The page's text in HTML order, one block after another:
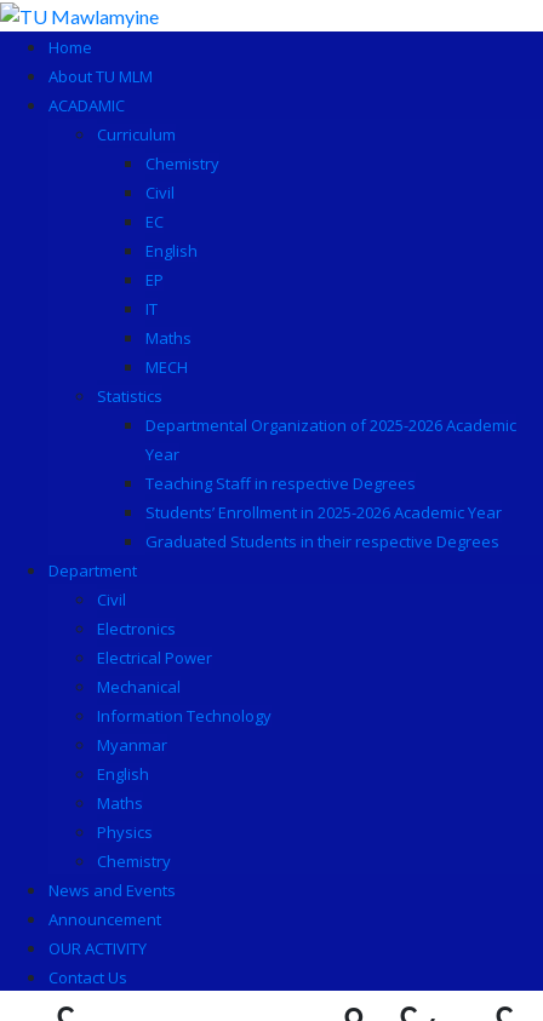
Skip
content
Home
About TU MLM
ACADAMIC
Curriculum
Chemistry
Civil
EC
English
EP
IT
Maths
MECH
Statistics
Departmental Organization of 2025-2026 Academic
Year
Teaching Staff in respective Degrees
Students’ Enrollment in 2025-2026 Academic Year
Graduated Students in their respective Degrees
Department
Civil
Electronics
Electrical Power
Mechanical
Information Technology
Myanmar
English
Maths
Physics
Chemistry
News and Events
Announcement
OUR ACTIVITY
Contact Us